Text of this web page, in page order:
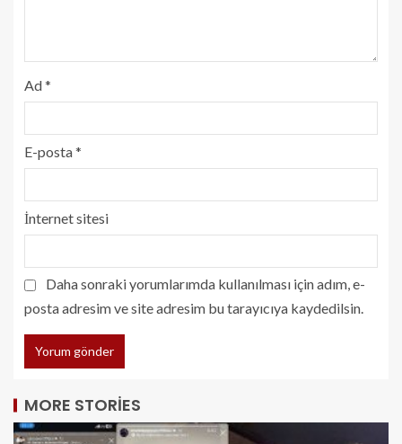
Ad*
E-posta*
İnternet sitesi
Daha sonraki yorumlarımda kullanılması için adım, e-
posta adresim ve site adresim bu tarayıcıya kaydedilsin.
MORE STORIES